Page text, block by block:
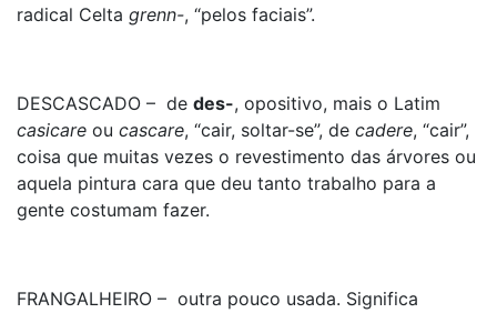
radical Celta grenn-, “pelos faciais”.
DESCASCADO – de des-, opositivo, mais o Latim
casicare ou cascare, “cair, soltar-se”, de cadere, “cair”,
coisa que muitas vezes o revestimento das árvores ou
aquela pintura cara que deu tanto trabalho para a
gente costumam fazer.
FRANGALHEIRO – outra pouco usada. Significa